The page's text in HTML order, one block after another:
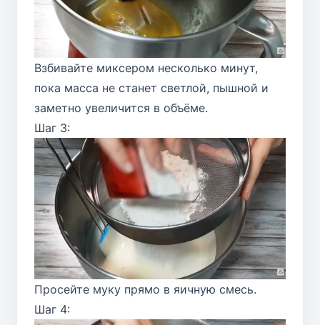
Взбивайте миксером несколько минут,
пока масса не станет светлой, пышной и
заметно увеличится в объёме.
Шаг 3:
Просейте муку прямо в яичную смесь.
Шаг 4: